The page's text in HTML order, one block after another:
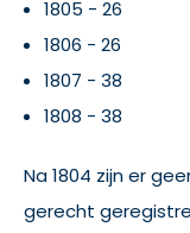
1805 - 26
1806 - 26
1807 - 38
1808 - 38
Na 1804 zijn er
gerecht